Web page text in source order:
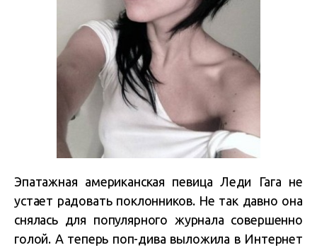
Эпатажная американская певица Леди Гага не
устает радовать поклонников. Не так давно она
снялась для популярного журнала совершенно
голой. А теперь поп-дива выложила в Интернет